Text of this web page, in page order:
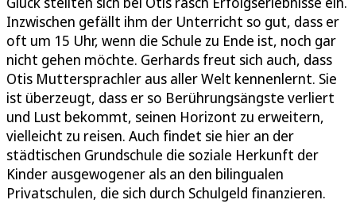
Inzwischen gefällt ihm der Unterricht so gut, dass er
oft um 15 Uhr, wenn die Schule zu Ende ist, noch gar
nicht gehen möchte. Gerhards freut sich auch, dass
Otis Muttersprachler aus aller Welt kennenlernt. Sie
ist überzeugt, dass er so Berührungsängste verliert
und Lust bekommt, seinen Horizont zu erweitern,
vielleicht zu reisen. Auch findet sie hier an der
städtischen Grundschule die soziale Herkunft der
Kinder ausgewogener als an den bilingualen
Privatschulen, die sich durch Schulgeld finanzieren.